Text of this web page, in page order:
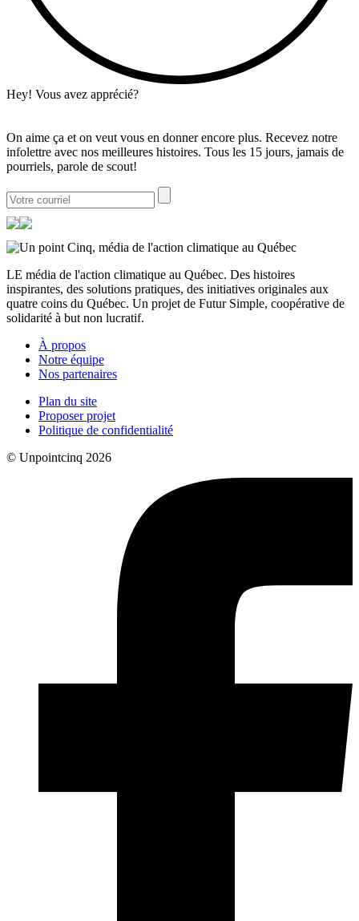
Hey! Vous avez apprécié?
On aime ça et on veut vous en donner encore plus. Recevez notre
infolettre avec nos meilleures histoires. Tous les 15 jours, jamais de
pourriels, parole de scout!
LE média de l'action climatique au Québec. Des histoires
inspirantes, des solutions pratiques, des initiatives originales aux
quatre coins du Québec. Un projet de Futur Simple, coopérative de
solidarité à but non lucratif.
À propos
Notre équipe
Nos partenaires
Plan du site
Proposer projet
Politique de confidentialité
© Unpointcinq 2026